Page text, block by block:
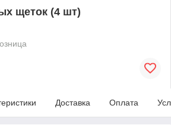
щеток (4 шт)
Доставка Оплата